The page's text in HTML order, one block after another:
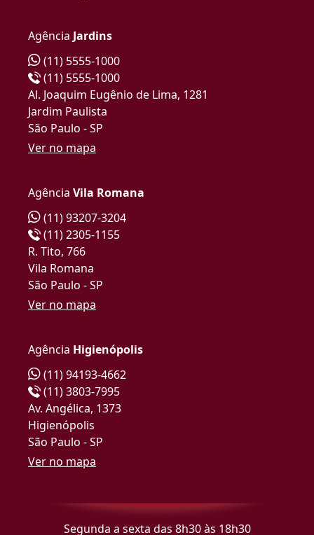
Agência Jardins
(11) 5555-1000
(11) 5555-1000
Al. Joaquim Eugênio de Lima, 1281
Jardim Paulista
São Paulo - SP
Ver no mapa
Agência Vila Romana
(11) 93207-3204
(11) 2305-1155
R. Tito, 766
Vila Romana
São Paulo - SP
Ver no mapa
Agência Higienópolis
(11) 94193-4662
(11) 3803-7995
Av. Angélica, 1373
Higienópolis
São Paulo - SP
Ver no mapa
Segunda a sexta das 8h30 às 18h30